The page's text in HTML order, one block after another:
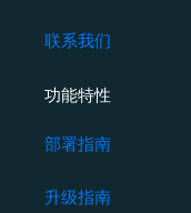
联系我们
功能特性
部署指南
升级指南